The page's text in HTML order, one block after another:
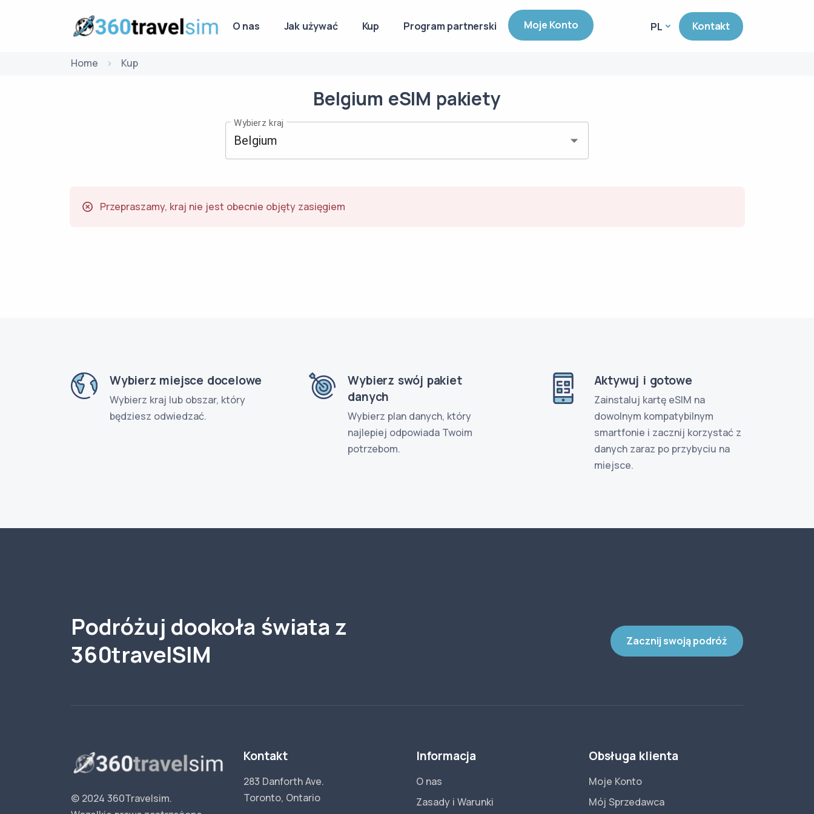
O nas Jak używać Kup Program partnerski Moje Konto PL Kontakt
Home Kup
Belgium eSIM pakiety
Wybierz kraj
Przepraszamy, kraj nie jest obecnie objęty zasięgiem
Wybierz miejsce docelowe
Wybierz kraj lub obszar, który
będziesz odwiedzać.
Wybierz swój pakiet
danych
Wybierz plan danych, który
najlepiej odpowiada Twoim
potrzebom.
Aktywuj i gotowe
Zainstaluj kartę eSIM na
dowolnym kompatybilnym
smartfonie i zacznij korzystać z
danych zaraz po przybyciu na
miejsce.
Podróżuj dookoła świata z
360travelSIM
Zacznij swoją podróż
© 2024 360Travelsim.
Kontakt
283 Danforth Ave.
Toronto, Ontario
Informacja
O nas
Zasady i Warunki
Obsługa klienta
Moje Konto
Mój Sprzedawca